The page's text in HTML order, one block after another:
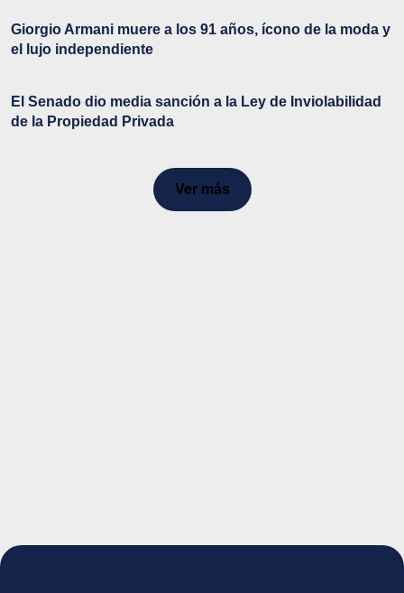
Giorgio Armani muere a los 91 años, ícono de la moda y
el lujo independiente
El Senado dio media sanción a la Ley de Inviolabilidad
de la Propiedad Privada
Ver más